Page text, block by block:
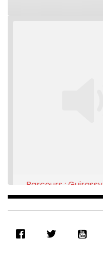
RSS FEED
Parcours : Guirassy
Feb 16, 2021 • 28:08